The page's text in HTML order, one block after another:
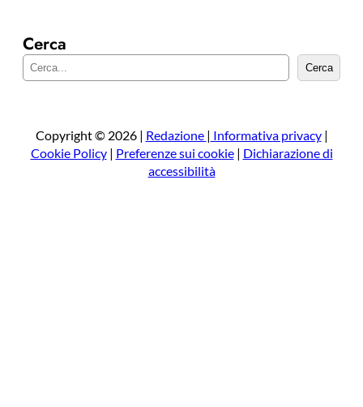
Cerca
e
a
Cerca
Copyright © 2026 | Redazione | Informativa privacy|
Cookie Policy| Preferenze sui cookie| Dichiarazione di
accessibilità